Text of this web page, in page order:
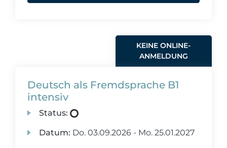
KEINE ONLINE-
ANMELDUNG
Deutsch als Fremdsprache B1
intensiv
Status:
Datum: Do. 03.09.2026 - Mo. 25.01.2027